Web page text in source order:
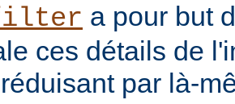
a pour but
ces détails de
par là-